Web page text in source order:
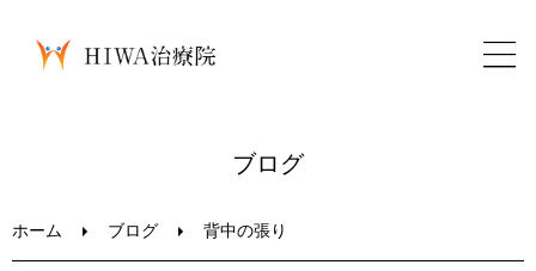
ブログ
ホーム ブログ 背中の張り